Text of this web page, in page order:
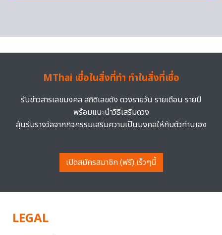
MThai เชื่อในสิ่งที่ทำ ทำในสิ่งที่เชื่อ
รับข่าวสารเลขมงคล สถิติเลขดัง ดวงรายวัน รายเดือน รายปี
พร้อมแนะนำวิธีเสริมดวง
ลุ้นรับรางวัลจากกิจกรรมเสริมความเป็นมงคลให้กับตัวท่านเอง
เปิดสมัครสมาชิก (ฟรี) เร็วๆนี้
LEGAL